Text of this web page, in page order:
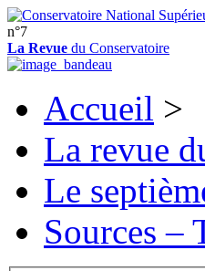
n°7
La Revue du Conservatoire
Accueil >
La revue
Le
Sources –